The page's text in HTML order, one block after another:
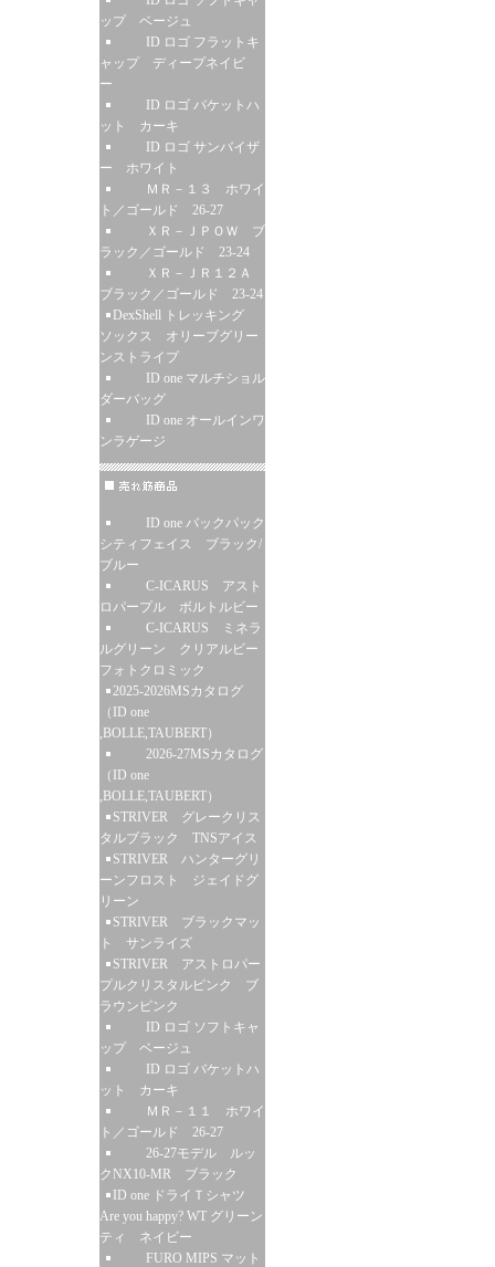
ップ ベージュ
ID ロゴ フラットキ
ャップ ディープネイビ
ー
ID ロゴ バケットハ
ット カーキ
ID ロゴ サンバイザ
ー ホワイト
ＭＲ－１３ ホワイ
ト／ゴールド 26-27
ＸＲ－ＪＰＯＷ ブ
ラック／ゴールド 23-24
ＸＲ－ＪＲ１２Ａ
ブラック／ゴールド 23-24
DexShell トレッキング
ソックス オリーブグリー
ンストライプ
ID one マルチショル
ダーバッグ
ID one オールインワ
ンラゲージ
ID one バックパック
シティフェイス ブラック/
ブルー
C-ICARUS アスト
ロパープル ボルトルビー
C-ICARUS ミネラ
ルグリーン クリアルビー
フォトクロミック
2025-2026MSカタログ
（ID one
,BOLLE,TAUBERT）
2026-27MSカタログ
（ID one
,BOLLE,TAUBERT）
STRIVER グレークリス
タルブラック TNSアイス
STRIVER ハンターグリ
ーンフロスト ジェイドグ
リーン
STRIVER ブラックマッ
ト サンライズ
STRIVER アストロパー
プルクリスタルピンク ブ
ラウンピンク
ID ロゴ ソフトキャ
ップ ベージュ
ID ロゴ バケットハ
ット カーキ
ＭＲ－１１ ホワイ
ト／ゴールド 26-27
26-27モデル ルッ
クNX10-MR ブラック
ID one ドライＴシャツ
Are you happy? WT グリーン
ティ ネイビー
FURO MIPS マット